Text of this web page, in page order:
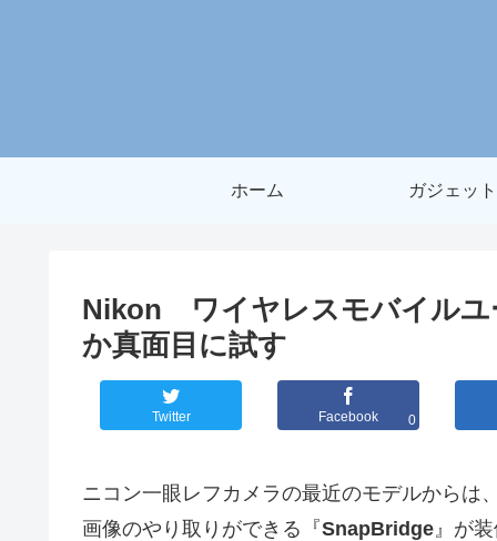
ホーム ガジェット
Nikon ワイヤレスモバイルユ
か真面目に試す
Twitter Facebook 0
ニコン一眼レフカメラの最近のモデルからは
画像のやり取りができる『SnapBridge 』が